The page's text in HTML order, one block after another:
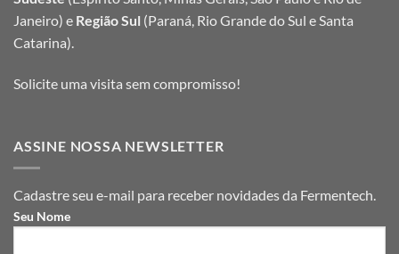
Janeiro) e Região Sul (Paraná, Rio Grande do Sul e Santa
Catarina).
Solicite uma visita sem compromisso!
ASSINE NOSSA NEWSLETTER
Cadastre seu e-mail para receber novidades da Fermentech.
Seu Nome